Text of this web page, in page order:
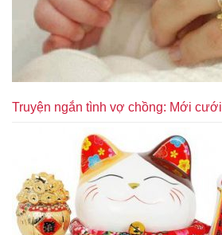
Truyện ngắn tình vợ chồng: Mới cưới